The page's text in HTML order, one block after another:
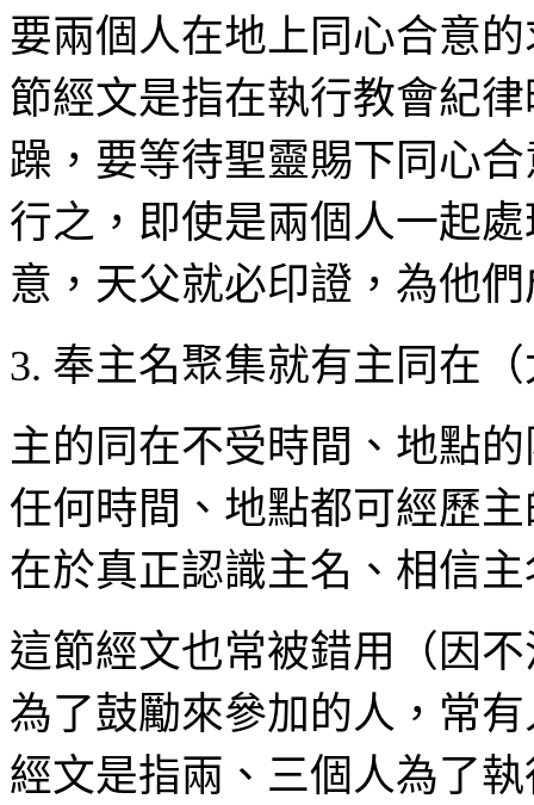
要兩個人在地上同心合意
節經文是指在執行教會紀
躁，要等待聖靈賜下同心
行之，即使是兩個人一起
意，天父就必印證，為他
3. 奉主名聚集就有主同在（
主的同在不受時間、地點
任何時間、地點都可經歷
在於真正認識主名、相信
這節經文也常被錯用（因
為了鼓勵來參加的人，常
經文是指兩、三個人為了